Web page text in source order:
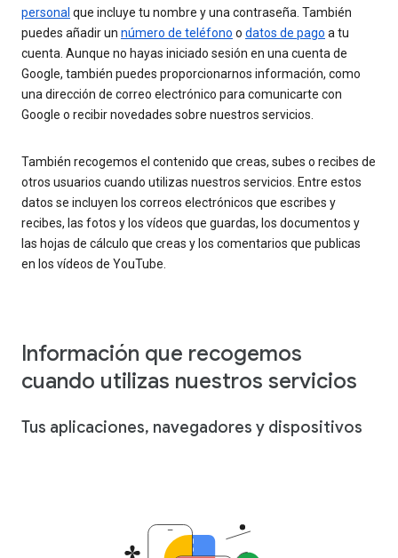
personal que incluye tu nombre y una contraseña. También
puedes añadir un número de teléfono o datos de pago a tu
cuenta. Aunque no hayas iniciado sesión en una cuenta de
Google, también puedes proporcionarnos información, como
una dirección de correo electrónico para comunicarte con
Google o recibir novedades sobre nuestros servicios.
También recogemos el contenido que creas, subes o recibes de
otros usuarios cuando utilizas nuestros servicios. Entre estos
datos se incluyen los correos electrónicos que escribes y
recibes, las fotos y los vídeos que guardas, los documentos y
las hojas de cálculo que creas y los comentarios que publicas
en los vídeos de YouTube.
Información que recogemos
cuando utilizas nuestros servicios
Tus aplicaciones, navegadores y dispositivos